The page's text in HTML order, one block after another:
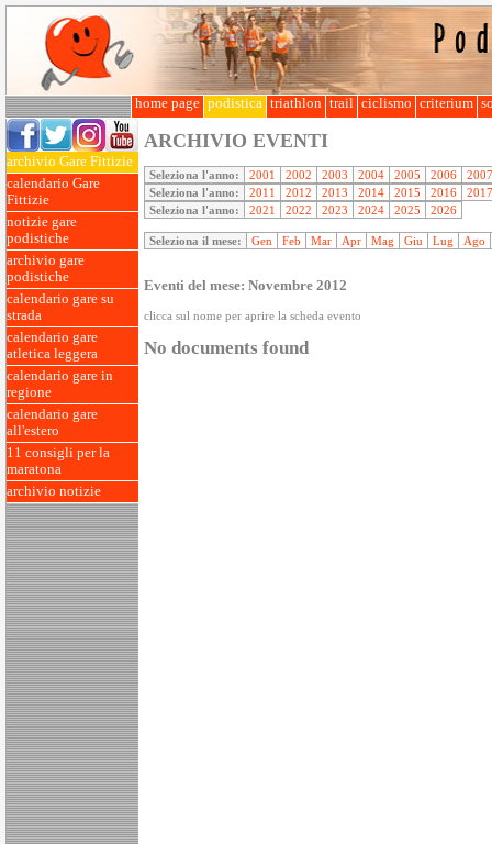
home page podistica triathlon trail ciclismo criterium
archivio Gare Fittizie
calendario Gare
Fittizie
notizie gare
podistiche
archivio gare
podistiche
calendario gare su
strada
calendario gare
atletica leggera
calendario gare in
regione
calendario gare
all'estero
11 consigli per la
maratona
archivio notizie
ARCHIVIO EVENTI
Seleziona l'anno: 2001 2002 2003 2004 2005 2006
2007
Seleziona l'anno:
2011 2012 2013 2014 2015 2016
2017
Seleziona l'anno:
2021 2022 2023 2024 2025 2026
Seleziona il mese: Gen Feb Mar Apr Mag Giu Lug Ago
Eventi del mese: Novembre 2012
clicca sul nome per aprire la scheda evento
No documents found